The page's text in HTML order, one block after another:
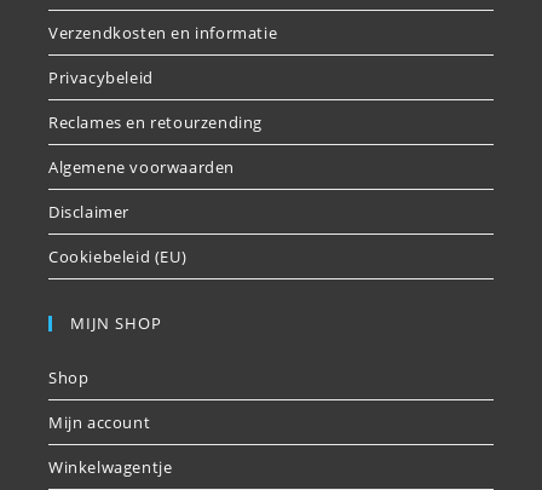
Verzendkosten en informatie
Privacybeleid
Reclames en retourzending
Algemene voorwaarden
Disclaimer
Cookiebeleid (EU)
MIJN SHOP
Shop
Mijn account
Winkelwagentje